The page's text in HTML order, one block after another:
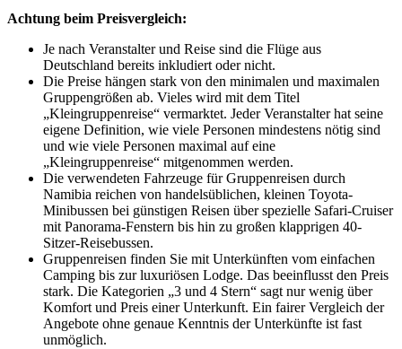
Achtung beim Preisvergleich:
Je nach Veranstalter und Reise sind die Flüge aus
Deutschland bereits inkludiert oder nicht.
Die Preise hängen stark von den minimalen und maximalen
Gruppengrößen ab. Vieles wird mit dem Titel
„Kleingruppenreise“ vermarktet. Jeder Veranstalter hat seine
eigene Definition, wie viele Personen mindestens nötig sind
und wie viele Personen maximal auf eine
„Kleingruppenreise“ mitgenommen werden.
Die verwendeten Fahrzeuge für Gruppenreisen durch
Namibia reichen von handelsüblichen, kleinen Toyota-
Minibussen bei günstigen Reisen über spezielle Safari-Cruiser
mit Panorama-Fenstern bis hin zu großen klapprigen 40-
Sitzer-Reisebussen.
Gruppenreisen finden Sie mit Unterkünften vom einfachen
Camping bis zur luxuriösen Lodge. Das beeinflusst den Preis
stark. Die Kategorien „3 und 4 Stern“ sagt nur wenig über
Komfort und Preis einer Unterkunft. Ein fairer Vergleich der
Angebote ohne genaue Kenntnis der Unterkünfte ist fast
unmöglich.